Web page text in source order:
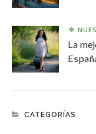
La
CATEGORÍAS